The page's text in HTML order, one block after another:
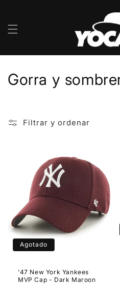
C
l
ó
n
Gorra y
Filtrar y ordenar
Agotado
'47 New York Yankees
MVP Cap - Dark Maroon